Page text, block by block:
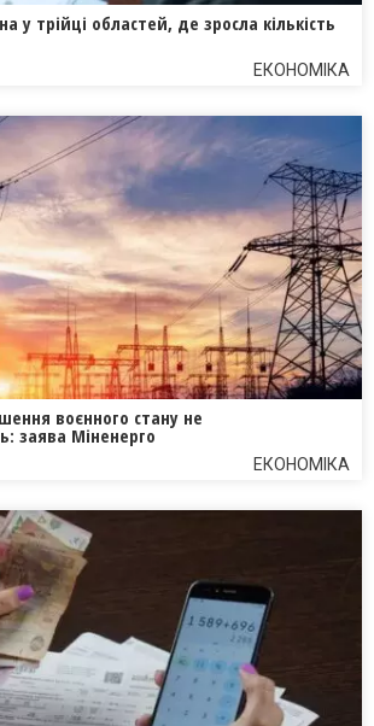
у трійці областей, де зросла кількість
ЕКОНОМІКА
воєнного стану не
заява Міненерго
ЕКОНОМІКА